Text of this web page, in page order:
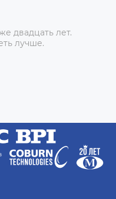
двадцать лет.
лучше.